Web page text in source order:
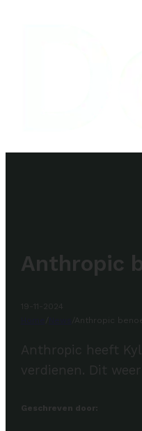
Anthropic
19-11-2024
Anthropic
Anthropic heeft
verdienen. Dit
Geschreven door: